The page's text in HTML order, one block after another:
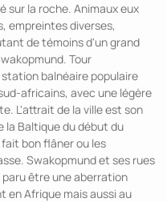
sur la roche. Animaux eux
empreintes diverses,
de témoins d'un grand
Tour
balnéaire populaire
africains, avec une légère
L'attrait de la ville est son
la Baltique du début du
bon flâner ou les
Swakopmund et ses rues
être une aberration
en Afrique mais aussi au